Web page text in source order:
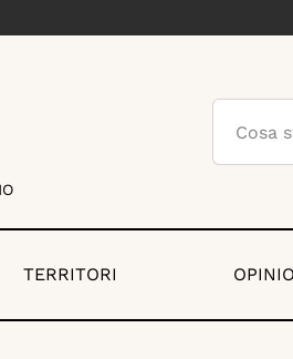
TERRITORI